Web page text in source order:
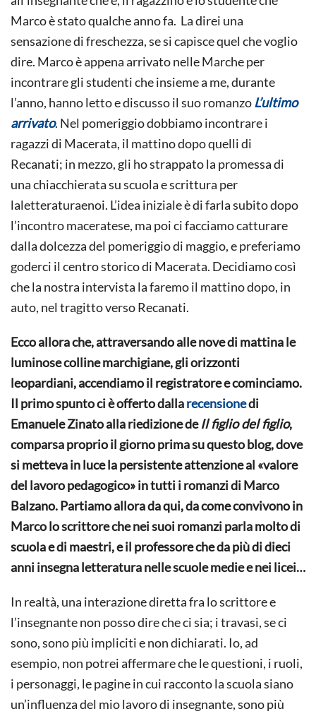
Marco è stato qualche anno fa. La direi una
sensazione di freschezza, se si capisce quel che voglio
dire. Marco è appena arrivato nelle Marche per
incontrare gli studenti che insieme a me, durante
l’anno, hanno letto e discusso il suo romanzoL’ultimo
arrivato. Nel pomeriggio dobbiamo incontrare i
ragazzi di Macerata, il mattino dopo quelli di
Recanati; in mezzo, gli ho strappato la promessa di
una chiacchierata su scuola e scrittura per
laletteraturaenoi. L’idea iniziale è di farla subito dopo
l’incontro maceratese, ma poi ci facciamo catturare
dalla dolcezza del pomeriggio di maggio, e preferiamo
goderci il centro storico di Macerata. Decidiamo così
che la nostra intervista la faremo il mattino dopo, in
auto, nel tragitto verso Recanati.
Ecco allora che, attraversando alle nove di mattina le
luminose colline marchigiane, gli orizzonti
leopardiani, accendiamo il registratore e cominciamo.
Il primo spunto ci è offerto dallarecensionedi
Emanuele Zinato alla riedizione deIl figlio del figlio,
comparsa proprio il giorno prima su questo blog, dove
si metteva in luce la persistente attenzione al «valore
del lavoro pedagogico» in tutti i romanzi di Marco
Balzano. Partiamo allora da qui, da come convivono in
Marco lo scrittore che nei suoi romanzi parla molto di
scuola e di maestri, e il professore che da più di dieci
anni insegna letteratura nelle scuole medie e nei licei…
In realtà, una interazione diretta fra lo scrittore e
l’insegnante non posso dire che ci sia; i travasi, se ci
sono, sono più impliciti e non dichiarati. Io, ad
esempio, non potrei affermare che le questioni, i ruoli,
i personaggi, le pagine in cui racconto la scuola siano
un’influenza del mio lavoro di insegnante, sono più